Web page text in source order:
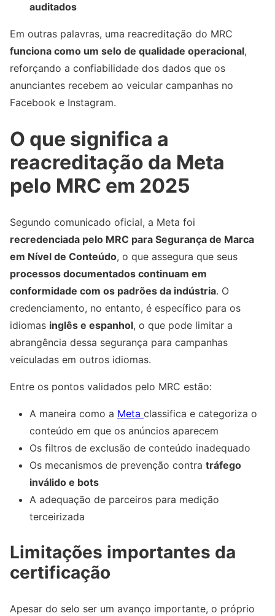
auditados
Em outras palavras, uma reacreditação do MRC
funciona como um selo de qualidade operacional,
reforçando a confiabilidade dos dados que os
anunciantes recebem ao veicular campanhas no
Facebook e Instagram.
O que significa a
reacreditação da Meta
pelo MRC em 2025
Segundo comunicado oficial, a Meta foi
recredenciada pelo MRC para Segurança de Marca
em Nível de Conteúdo, o que assegura que seus
processos documentados continuam em
conformidade com os padrões da indústria. O
credenciamento, no entanto, é específico para os
idiomas inglês e espanhol, o que pode limitar a
abrangência dessa segurança para campanhas
veiculadas em outros idiomas.
Entre os pontos validados pelo MRC estão:
A maneira como a Meta classifica e categoriza o
conteúdo em que os anúncios aparecem
Os filtros de exclusão de conteúdo inadequado
Os mecanismos de prevenção contra tráfego
inválido e bots
A adequação de parceiros para medição
terceirizada
Limitações importantes da
certificação
Apesar do selo ser um avanço importante, o próprio